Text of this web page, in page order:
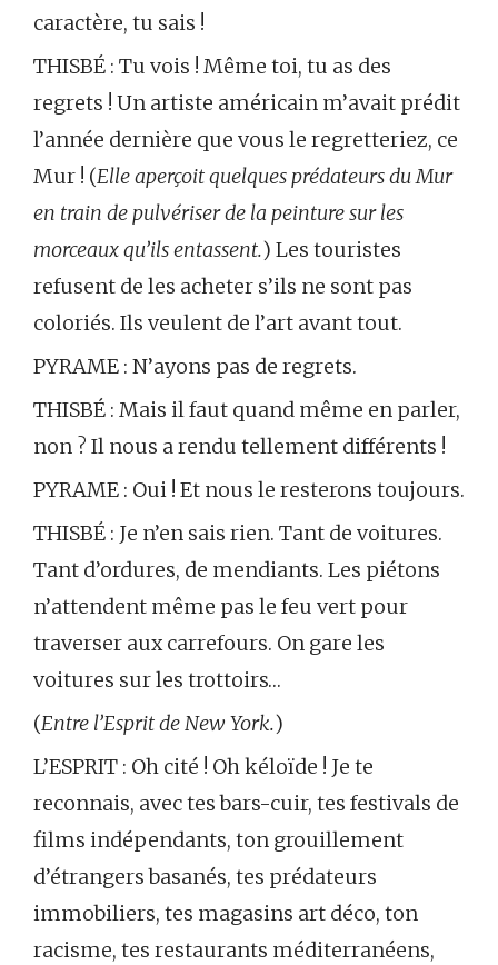
caractère, tu sais !
THISBÉ : Tu vois ! Même toi, tu as des
regrets ! Un artiste américain m’avait prédit
l’année dernière que vous le regretteriez, ce
Mur ! (Elle aperçoit quelques prédateurs du Mur
en train de pulvériser de la peinture sur les
morceaux qu’ils entassent.) Les touristes
refusent de les acheter s’ils ne sont pas
coloriés. Ils veulent de l’art avant tout.
PYRAME : N’ayons pas de regrets.
THISBÉ : Mais il faut quand même en parler,
non ? Il nous a rendu tellement différents !
PYRAME : Oui ! Et nous le resterons toujours.
THISBÉ : Je n’en sais rien. Tant de voitures.
Tant d’ordures, de mendiants. Les piétons
n’attendent même pas le feu vert pour
traverser aux carrefours. On gare les
voitures sur les trottoirs…
(Entre l’Esprit de New York.)
L’ESPRIT : Oh cité ! Oh kéloïde ! Je te
reconnais, avec tes bars-cuir, tes festivals de
films indépendants, ton grouillement
d’étrangers basanés, tes prédateurs
immobiliers, tes magasins art déco, ton
racisme, tes restaurants méditerranéens,